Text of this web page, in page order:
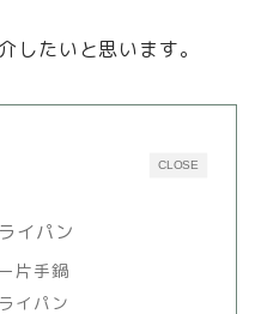
したいと思います。
CLOSE
イパン
片手鍋
イパン